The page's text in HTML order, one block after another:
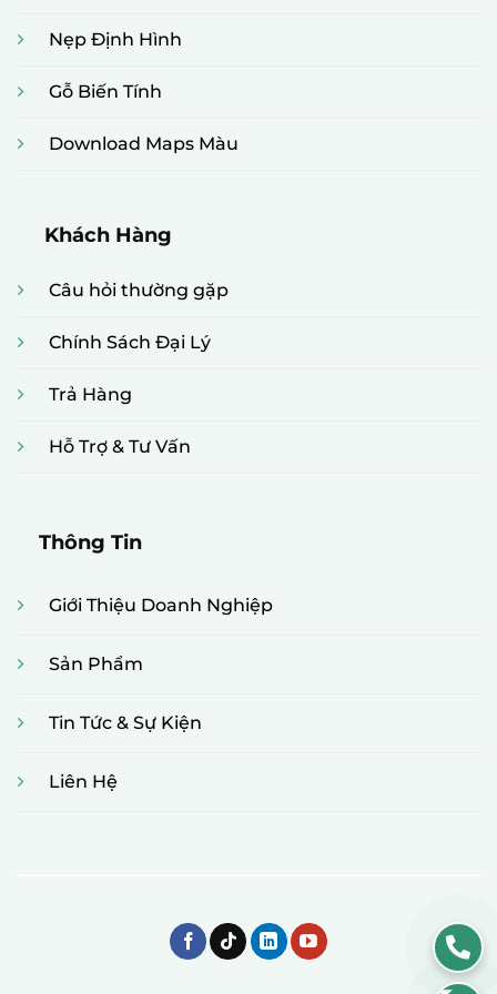
Nẹp Định Hình
Gỗ Biến Tính
Download Maps Màu
Khách Hàng
Câu hỏi thường gặp
Chính Sách Đại Lý
Trả Hàng
Hỗ Trợ & Tư Vấn
Thông Tin
Giới Thiệu Doanh Nghiệp
Sản Phẩm
Tin Tức & Sự Kiện
Liên Hệ